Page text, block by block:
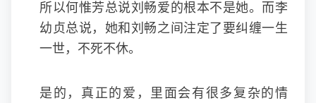
所以何惟芳总说刘畅爱的根本不是她。而李
幼贞总说，她和刘畅之间注定了要纠缠一生
一世，不死不休。
是的，真正的爱，里面会有很多复杂的情